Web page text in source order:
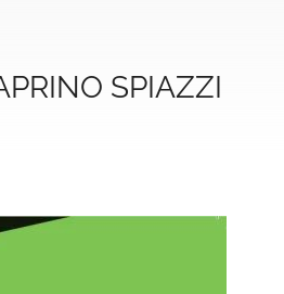
SPIAZZI